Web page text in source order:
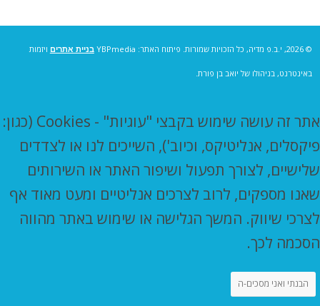
© 2026, י.ב.פ מדיה, כל הזכויות שמורות. פיתוח האתר: YBPmedia בניית אתרים ויזמות
באינטרנט, בניהולו של יואב בן פורת.
אתר זה עושה שימוש בקבצי "עוגיות" - Cookies (כגון:
פיקסלים, אנליטיקס, וכיוב'), השייכים לנו או לצדדים
שלישיים, לצורך תפעול ושיפור האתר או השירותים
שאנו מספקים, לרוב לצרכים אנליטיים ומעט מאוד אף
לצרכי שיווק. המשך הגלישה או שימוש באתר מהווה
הסכמה לכך.
הבנתי ואני מסכים-ה